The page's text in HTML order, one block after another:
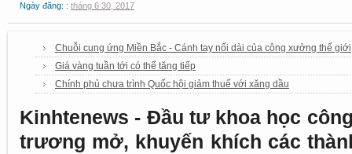
Ngày đăng: : tháng 6 30, 2017
Chuỗi cung ứng Miền Bắc - Cánh tay nối dài của công xưởng thế giới
Giá vàng tuần tới có thể tăng tiếp
Chính phủ chưa trình Quốc hội giảm thuế với xăng dầu
Kinhtenews - Đầu tư khoa học
trương mở, khuyến khích các